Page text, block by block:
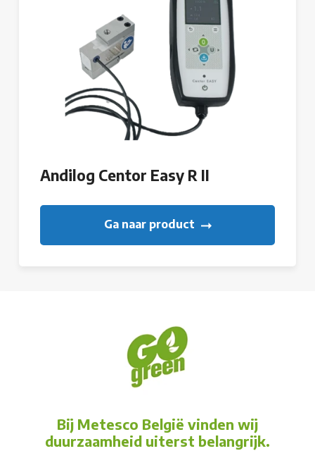
Andilog Centor Easy R II
Ga naar product
Bij Metesco België vinden wij
duurzaamheid uiterst belangrijk.